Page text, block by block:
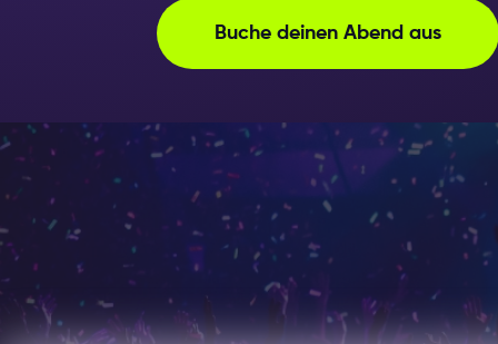
Buche deinen Abend aus